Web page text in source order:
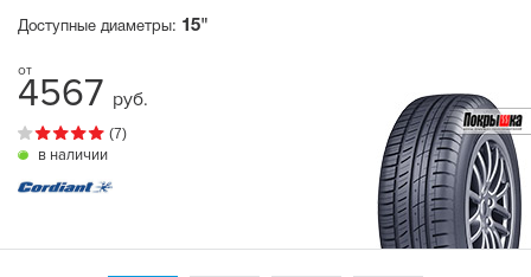
Доступные диаметры: 15"
4567 руб.
(7)
в наличии